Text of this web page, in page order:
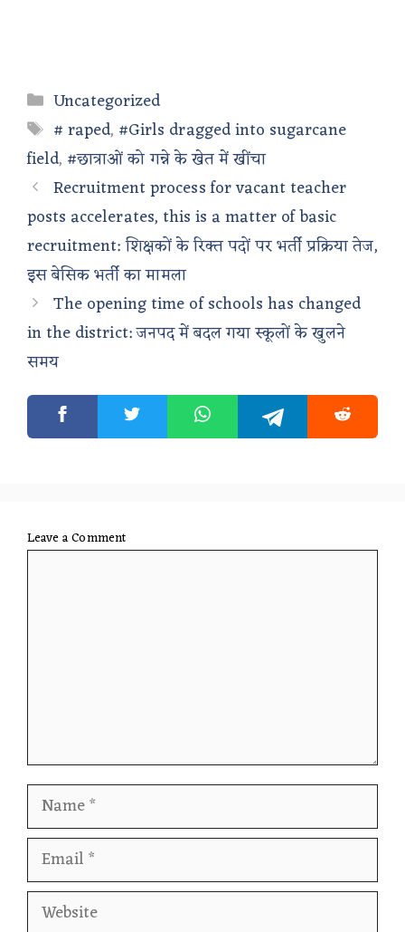
Categories
Uncategorized
Tags
# raped, #Girls dragged into sugarcane
field, #छात्राओं को गन्ने के खेत में खींचा
Recruitment process for vacant teacher
posts accelerates, this is a matter of basic
recruitment: शिक्षकों के रिक्त पदों पर भर्ती प्रक्रिया तेज,
इस बेसिक भर्ती का मामला
The opening time of schools has changed
in the district: जनपद में बदल गया स्कूलों के खुलने
समय
Leave a Comment
Name
Email
Website